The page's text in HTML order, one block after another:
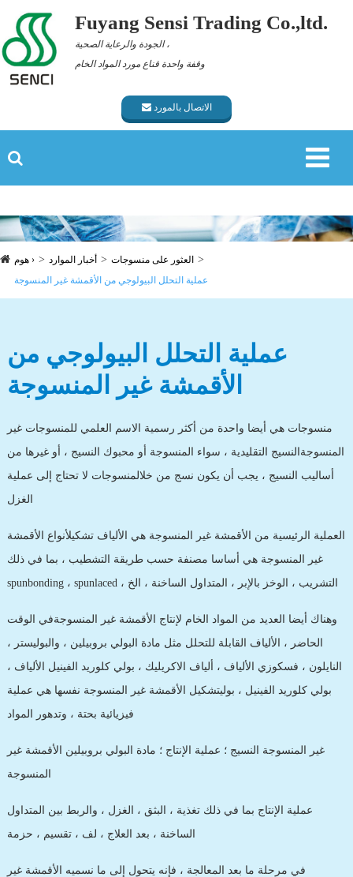
Fuyang Sensi Trading Co.,ltd.
الجودة والرعاية الصحية ،
وقفة واحدة قناع مورد المواد الخام
الاتصال بالمورد
هوم › أخبار الموارد
العثور على منسوجات
عملية التحلل البيولوجي من الأقمشة غير المنسوجة
عملية التحلل البيولوجي من
الأقمشة غير المنسوجة
منسوجات هي أيضا واحدة من أكثر رسمية الاسم العلمي للمنسوجات غير
المنسوجةالنسيج التقليدية ، سواء المنسوجة أو محبوك النسيج ، أو غيرها من
أساليب النسيج ، يجب أن يكون نسج من خلالمنسوجات لا تحتاج إلى عملية
الغزل
العملية الرئيسية من الأقمشة غير المنسوجة هي الألياف تشكيلأنواع الأقمشة
غير المنسوجة هي أساسا مصنفة حسب طريقة التشطيب ، بما في ذلك
spunbonding ، spunlaced ، التشريب ، الوخز بالإبر ، المتداول الساخنة ، الخ
وهناك أيضا العديد من المواد الخام لإنتاج الأقمشة غير المنسوجةفي الوقت
الحاضر ، الألياف القابلة للتحلل مثل مادة البولي بروبيلين ، والبوليستر ،
النايلون ، فسكوزي الألياف ، ألياف الاكريليك ، بولي كلوريد الفينيل الألياف ،
بولي كلوريد الفينيل ، بوليتشكيل الأقمشة غير المنسوجة نفسها هي عملية
فيزيائية بحتة ، وتدهور المواد
غير المنسوجة النسيج ؛ عملية الإنتاج ؛ مادة البولي بروبيلين الأقمشة غير
المنسوجة
عملية الإنتاج بما في ذلك تغذية ، البثق ، الغزل ، والربط بين المتداول
الساخنة ، بعد العلاج ، لف ، تقسيم ، حزمة
في مرحلة ما بعد المعالجة ، فإنه يتحول إلى ما نسميه الأقمشة غير